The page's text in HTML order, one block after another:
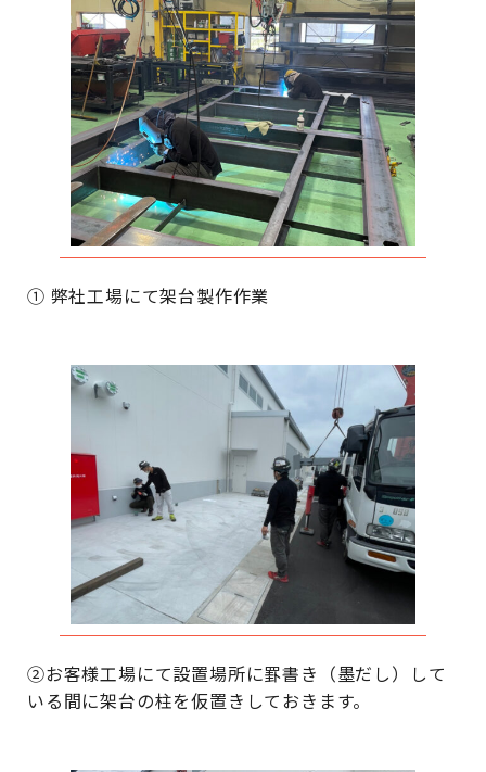
① 弊社工場にて架台製作作業
②お客様工場にて設置場所に罫書き（墨だし）して
いる間に架台の柱を仮置きしておきます。